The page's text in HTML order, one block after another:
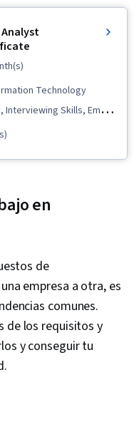
Technology
Skills, Email
Hunting, Digital
Cyber
Security
Management,
Service
Response,
Architecture, Data
and Response,
IT Security
Policies, Applicant
Business
en
de
empresa a otra, es
comunes.
de los requisitos y
y conseguir tu